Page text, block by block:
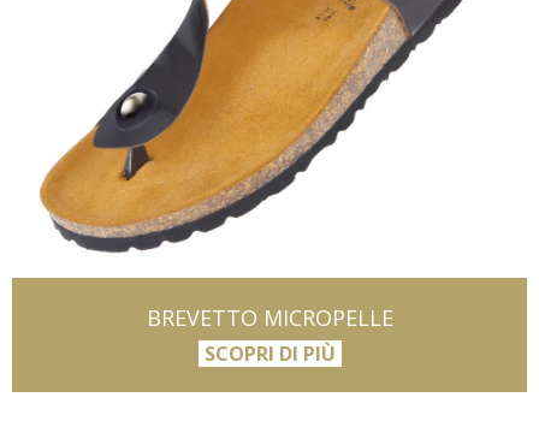
BREVETTO MICROPELLE
SCOPRI DI PIÙ